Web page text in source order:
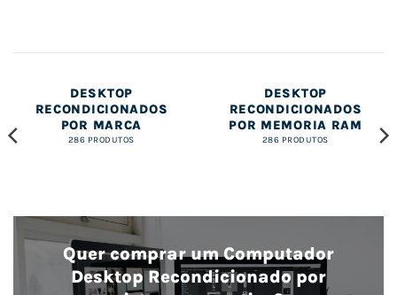
DESKTOP
RECONDICIONADOS
POR MARCA
286 PRODUTOS
DESKTOP
RECONDICIONADOS
POR MEMORIA RAM
286 PRODUTOS
Quer comprar um Computador
Desktop Recondicionado por